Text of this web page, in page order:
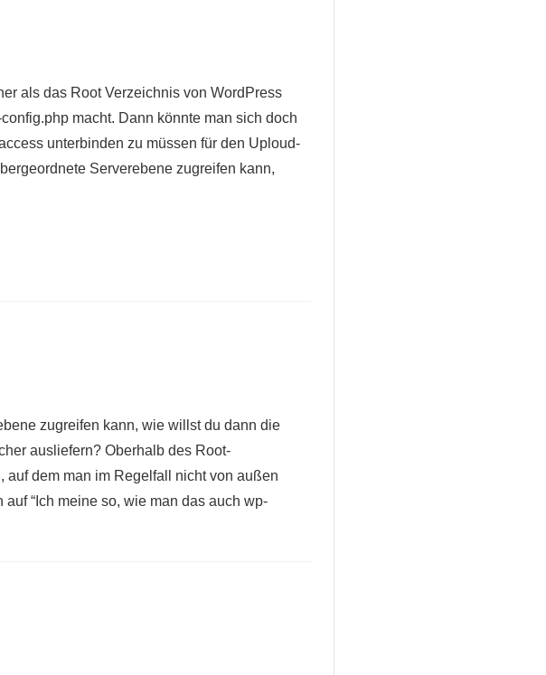
als das Root Verzeichnis von WordPress
macht. Dann könnte man sich doch
unterbinden zu müssen für den Uploud-
Serverebene zugreifen kann,
zugreifen kann, wie willst du dann die
ausliefern? Oberhalb des Root-
dem man im Regelfall nicht von außen
“Ich meine so, wie man das auch wp-